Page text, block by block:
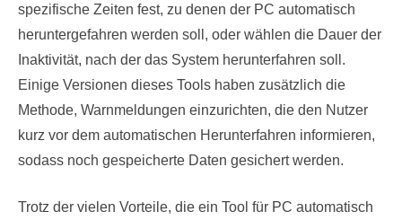
spezifische Zeiten fest, zu denen der PC automatisch
heruntergefahren werden soll, oder wählen die Dauer der
Inaktivität, nach der das System herunterfahren soll.
Einige Versionen dieses Tools haben zusätzlich die
Methode, Warnmeldungen einzurichten, die den Nutzer
kurz vor dem automatischen Herunterfahren informieren,
sodass noch gespeicherte Daten gesichert werden.
Trotz der vielen Vorteile, die ein Tool für PC automatisch